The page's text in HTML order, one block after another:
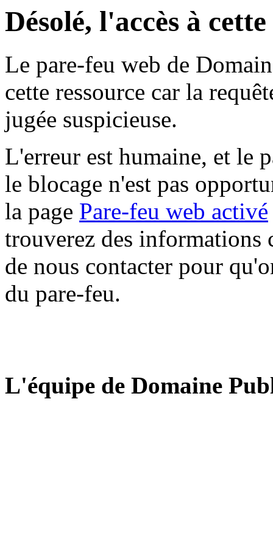
Désolé, l'accès à
Le pare-feu web de
cette ressource car la
jugée suspicieuse.
L'erreur est humaine, et le
le blocage n'est pas
la page Pare-feu web activé
trouverez des informations
de nous contacter pour
du pare-feu.
L'équipe de Domaine